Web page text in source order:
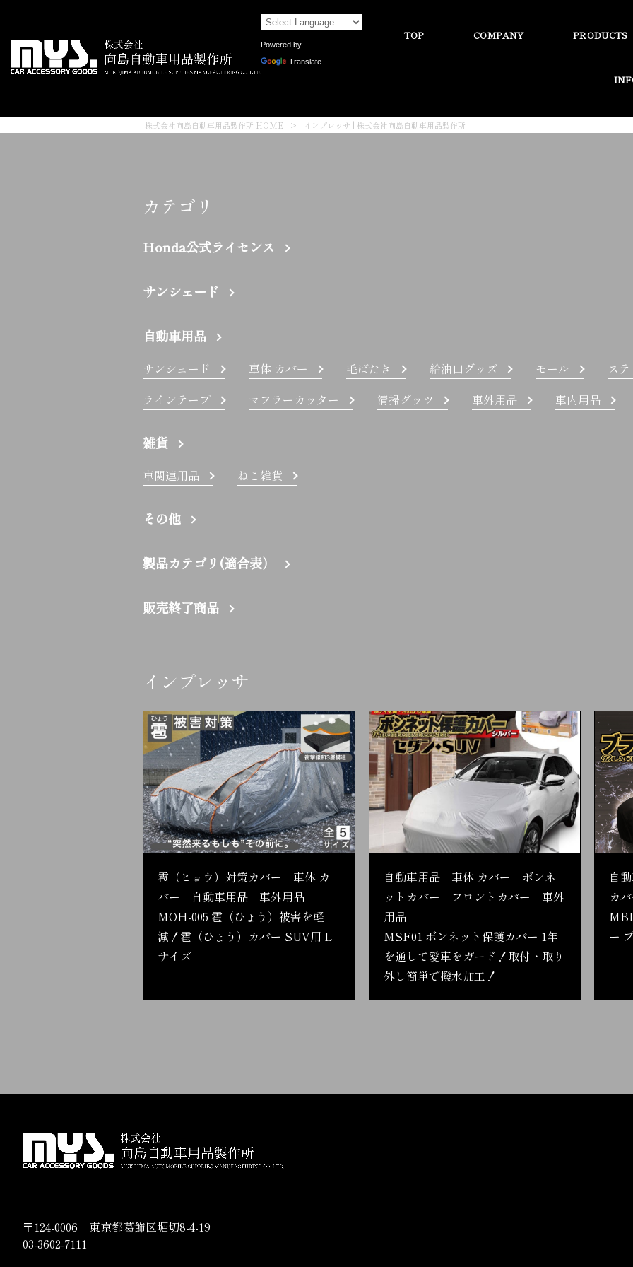
Powered by
Translate
TOP COMPANY PRODUCTS
株式会社向島自動車用品製作所 HOME > インプレッサ | 株式会社向島自動車用品製作所
カテゴリ
Honda公式ライセンス
サンシェード
自動車用品
サンシェード 車体 カバー 毛ばたき 給油口グッズ モール
ス
ラインテープ
マフラーカッター 清掃グッツ 車外用品 車内用品
雑貨
車関連用品 ねこ雑貨
その他
製品カテゴリ(適合表）
販売終了商品
インプレッサ
雹（ヒョウ）対策カバー 車体 カ
バー 自動車用品 車外用品
MOH-005 雹（ひょう）被害を軽
減！雹（ひょう）カバー SUV用 L
サイズ
自動車用品 車体 カバー ボンネ
ットカバー フロントカバー 車外
用品
MSF01 ボンネット保護カバー 1年
を通して愛車をガード！取付・取り
外し簡単で撥水加工！
自
カ
ー
〒124-0006 東京都葛飾区堀切8-4-19
03-3602-7111